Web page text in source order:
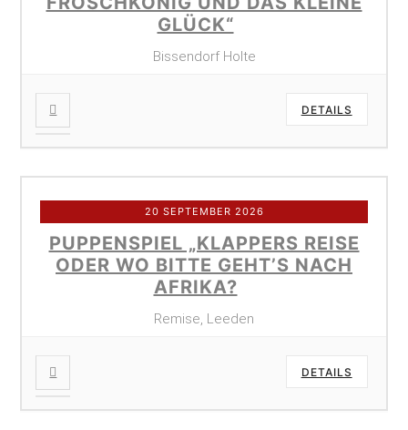
GLÜCK“
Bissendorf Holte
DETAILS
20 SEPTEMBER 2026
PUPPENSPIEL „KLAPPERS REISE
ODER WO BITTE GEHT’S NACH
AFRIKA?
Remise, Leeden
DETAILS